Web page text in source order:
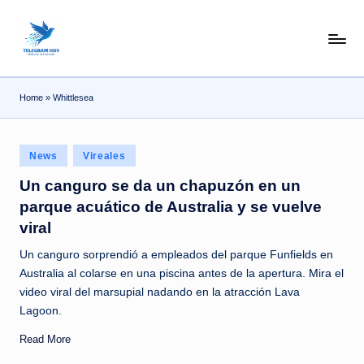
N
o
T
T
e
l
e
|
N
o
ti
Home » Whittlesea
Posted
in
News Vireales
Un canguro se da un chapuzón en un
parque acuático de Australia y se vuelve
viral
Un canguro sorprendió a empleados del parque Funfields en
Australia al colarse en una piscina antes de la apertura. Mira el
video viral del marsupial nadando en la atracción Lava
Lagoon.
Read More